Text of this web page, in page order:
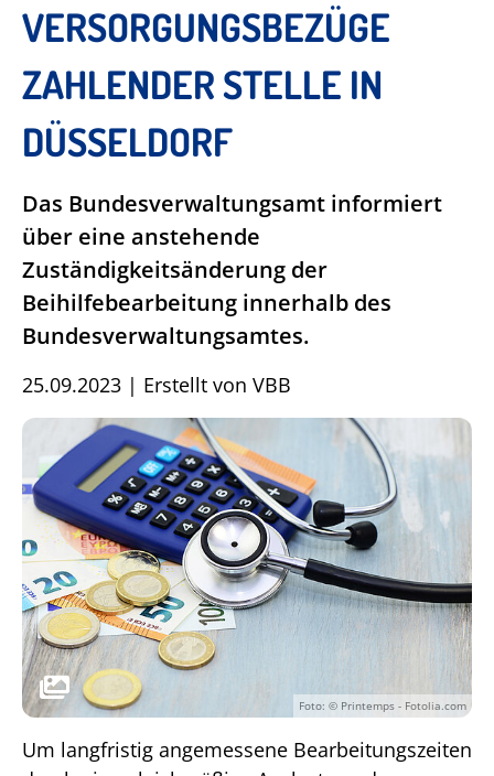
VERSORGUNGSBEZÜGE
ZAHLENDER STELLE IN
DÜSSELDORF
Das Bundesverwaltungsamt informiert
über eine anstehende
Zuständigkeitsänderung der
Beihilfebearbeitung innerhalb des
Bundesverwaltungsamtes.
25.09.2023 | Erstellt von VBB
Foto: © Printemps - Fotolia.com
Um langfristig angemessene Bearbeitungszeiten